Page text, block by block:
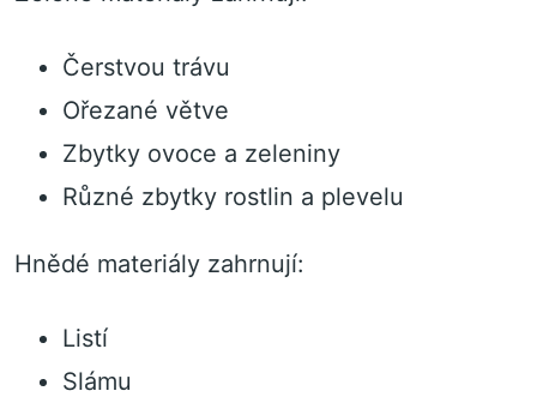
Čerstvou trávu
Ořezané větve
Zbytky ovoce a zeleniny
Různé zbytky rostlin a plevelu
Hnědé materiály zahrnují:
Listí
Slámu